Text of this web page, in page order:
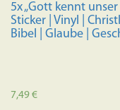
5x „Gott kennt unser
Sticker | Vinyl |
Bibel | Glaube |
7,49€